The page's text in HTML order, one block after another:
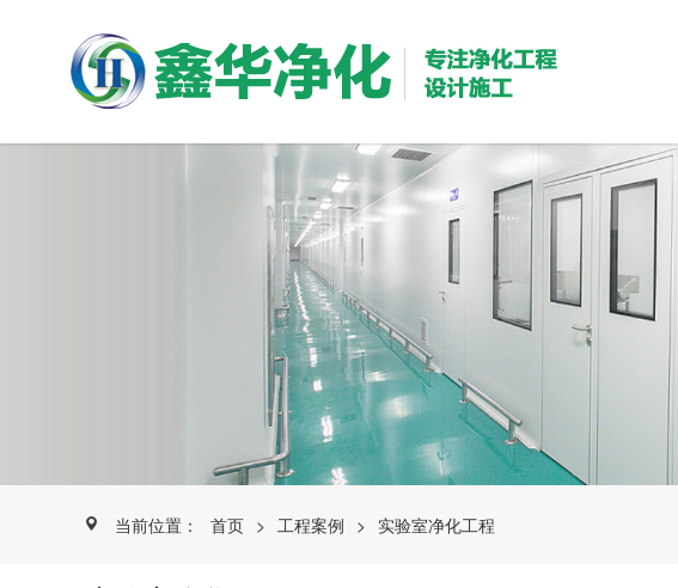
当前位置： 首页 > 工程案例 > 实验室净化工程